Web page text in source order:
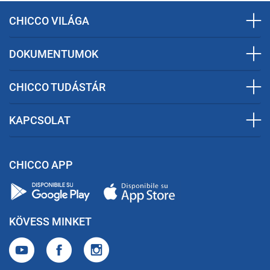
CHICCO VILÁGA
DOKUMENTUMOK
CHICCO TUDÁSTÁR
KAPCSOLAT
CHICCO APP
KÖVESS MINKET